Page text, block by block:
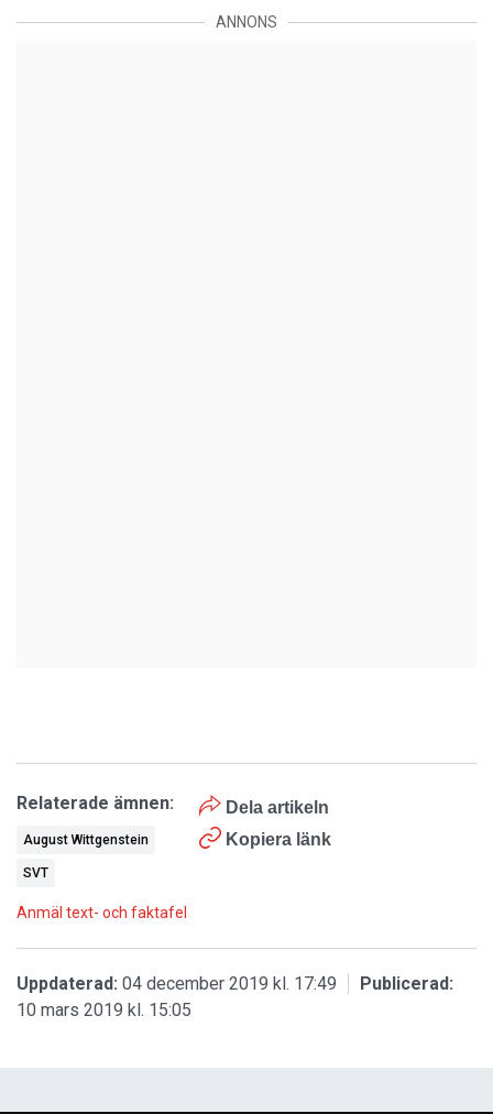
ANNONS
Dela artikeln
Kopiera länk
Relaterade ämnen:
August Wittgenstein
SVT
Anmäl text- och faktafel
Uppdaterad: 04 december 2019 kl. 17:49
Publicerad:
10 mars 2019 kl. 15:05